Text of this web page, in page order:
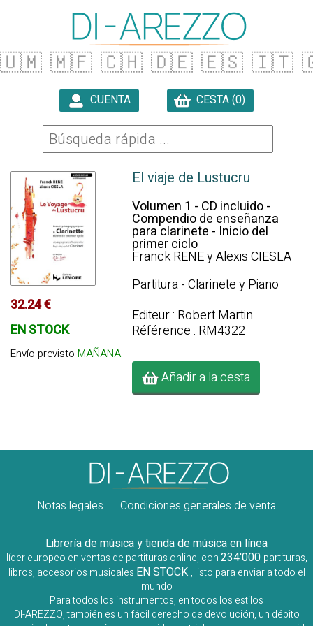
🇺🇲 🇲🇫 🇨🇭 🇩🇪 🇪🇸 🇮🇹
CUENTA CESTA (0)
32.24 €
EN STOCK
Envío previsto MAÑANA
El viaje de Lustucru
Volumen 1 - CD incluido -
Compendio de enseñanza
para clarinete - Inicio del
primer ciclo
Franck RENE y Alexis CIESLA
Partitura - Clarinete y Piano
Editeur : Robert Martin
Référence : RM4322
Añadir a la cesta
Notas legales Condiciones generales de venta
Librería de música y tienda de música en línea
líder europeo en ventas de partituras online, con234'000 partituras,
libros, accesorios musicales EN STOCK , listo para enviar a todo el
mundo
Para todos los instrumentos, en todos los estilos
DI-AREZZO, también es un fácil derecho de devolución, un débito